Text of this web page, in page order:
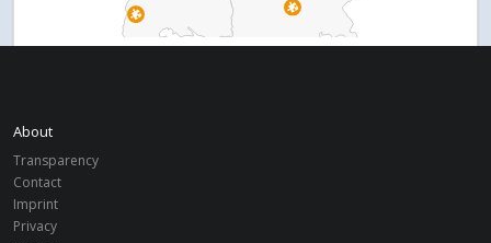
About
Transparency
Contact
Imprint
Privacy